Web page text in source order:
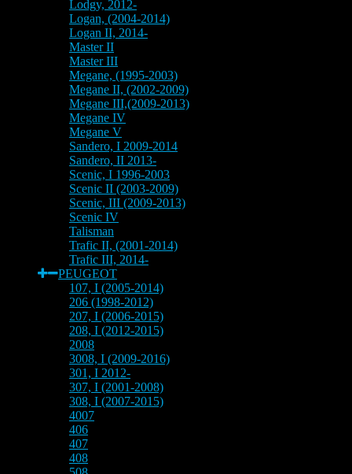
Lodgy, 2012-
Logan, (2004-2014)
Logan II, 2014-
Master II
Master III
Megane, (1995-2003)
Megane II, (2002-2009)
Megane III,(2009-2013)
Megane IV
Megane V
Sandero, I 2009-2014
Sandero, II 2013-
Scenic, I 1996-2003
Scenic II (2003-2009)
Scenic, III (2009-2013)
Scenic IV
Talisman
Trafic II, (2001-2014)
Trafic III, 2014-
PEUGEOT
107, I (2005-2014)
206 (1998-2012)
207, I (2006-2015)
208, I (2012-2015)
2008
3008, I (2009-2016)
301, I 2012-
307, I (2001-2008)
308, I (2007-2015)
4007
406
407
408